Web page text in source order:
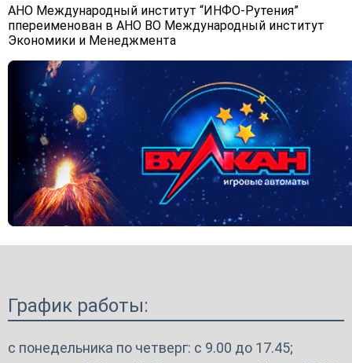
АНО Международный институт “ИНФО-Рутения”
ппереименован в АНО ВО Международный институт
Экономики и Менеджмента
График работы:
с понедельника по четверг: с 9.00 до 17.45;